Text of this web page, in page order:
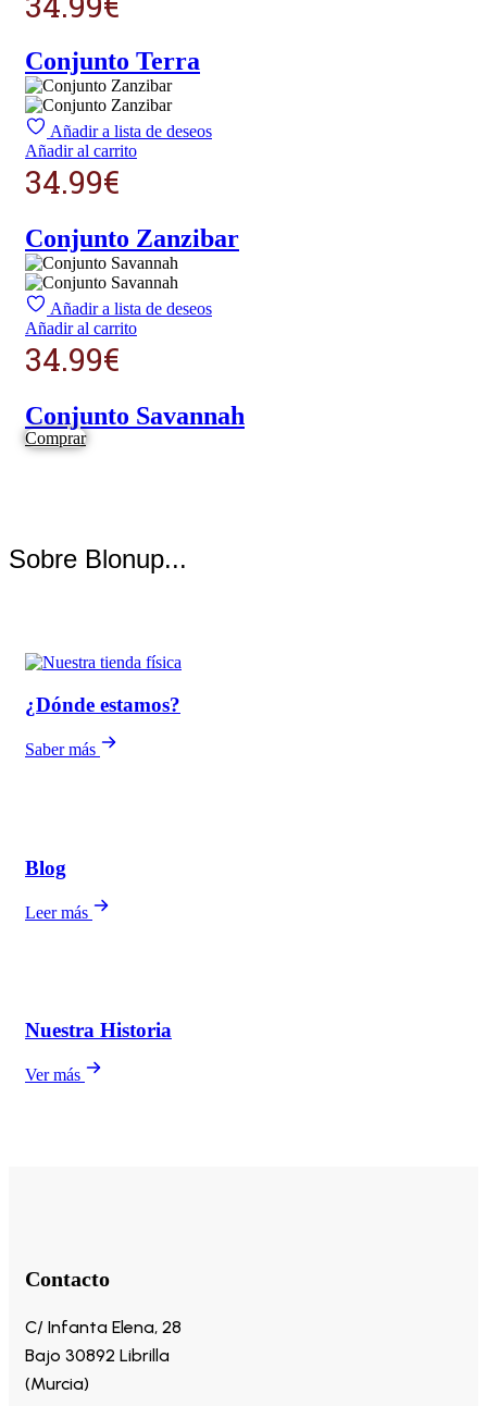
Conjunto Terra
Añadir a lista de deseos
Añadir al carrito
34.99€
Conjunto Zanzibar
Añadir a lista de deseos
Añadir al carrito
34.99€
Conjunto Savannah
Comprar
Sobre Blonup...
¿Dónde estamos?
Saber más
Blog
Leer más
Nuestra Historia
Ver más
Contacto
C/ Infanta Elena, 28
Bajo 30892 Librilla
(Murcia)